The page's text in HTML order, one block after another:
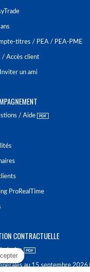
titres / PEA / PEA-PME
/ Accès client
un ami
/ Aide
ProRealTime
CONTRACTUELLE
au 15 septembre 2026